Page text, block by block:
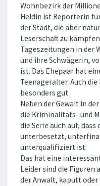
Wohnbezirk der
Heldin ist Reporterin
der Stadt, die aber
Leserschaft zu
Tageszeitungen in der
und ihre Schwägerin,
ist. Das Ehepaar hat
Teenageralter. Auch
besonders gut.
Neben der Gewalt in
die Kriminalitäts- und
die Serie auch auf,
unterbesetzt,
unterqualifiziert ist.
Das hat eine
Leider sind die Figuren
der Anwalt, kaputt